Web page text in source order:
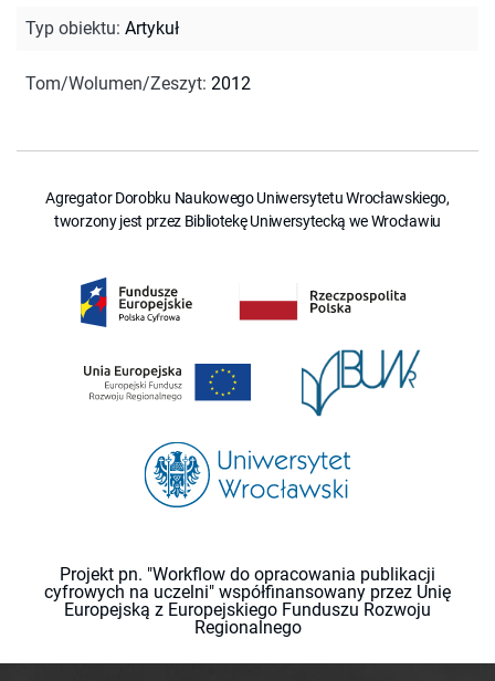
Typ obiektu: Artykuł
Tom/Wolumen/Zeszyt: 2012
Agregator Dorobku Naukowego Uniwersytetu Wrocławskiego,
tworzony jest przez Bibliotekę Uniwersytecką we Wrocławiu
Projekt pn. "Workflow do opracowania publikacji
cyfrowych na uczelni" współfinansowany przez Unię
Europejską z Europejskiego Funduszu Rozwoju
Regionalnego